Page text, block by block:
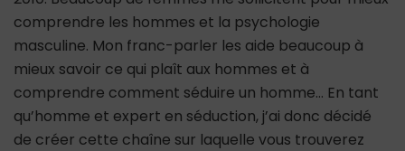
comprendre les hommes et la psychologie
masculine. Mon franc-parler les aide beaucoup à
mieux savoir ce qui plaît aux hommes et à
comprendre comment séduire un homme… En tant
qu’homme et expert en séduction, j’ai donc décidé
de créer cette chaîne sur laquelle vous trouverez